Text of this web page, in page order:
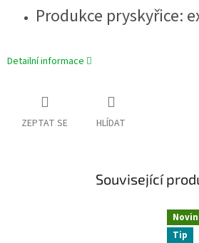
Produkce pryskyřice:
Detailní informace
ZEPTAT SE HLÍDAT
Související
Tip